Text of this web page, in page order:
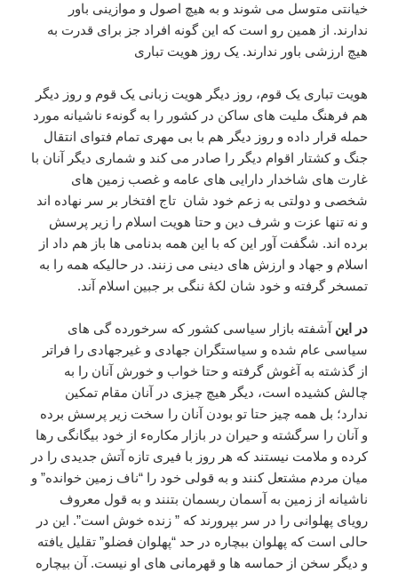
خیانتی متوسل می شوند و به هیچ اصول و موازینی باور
ندارند. از همین رو است که این گونه افراد جز برای قدرت به
هیچ ارزشی باور ندارند. یک روز هویت تباری
هویت تباری یک قوم، روز دیگر هویت زبانی یک قوم و روز دیگر
هم فرهنگ ملیت های ساکن در کشور را به گونهء ناشیانه مورد
حمله قرار داده و روز دیگر هم با بی مهری تمام فتوای انتقال
جنگ و کشتار اقوام دیگر را صادر می کند و شماری دیگر آنان با
غارت های شاخدار دارایی های عامه و غصب زمین های
شخصی و دولتی به زعم خود شان تاج افتخار بر سر نهاده اند
و نه تنها عزت و شرف دین و حتا هویت اسلام را زیر پرسش
برده اند. شگفت آور این که با این همه بدنامی ها باز هم داد از
اسلام و جهاد و ارزش های دینی می زنند. در حالیکه همه را به
تمسخر گرفته و خود شان لکۀ ننگی بر جبین اسلام آند.
در این آشفته بازار سیاسی کشور که سرخورده گی های
سیاسی عام شده و سیاستگران جهادی و غیرجهادی را فراتر
از گذشته به آغوش گرفته و حتا خواب و خورش آنان را به
چالش کشیده است، دیگر هیچ چیزی در آنان مقام تمکین
ندارد؛ بل همه چیز حتا تو بودن آنان را سخت زیر پرسش برده
و آنان را سرگشته و حیران در بازار مکارهء از خود بیگانگی رها
کرده و ملامت نیستند که هر روز با فیری تازه آتش جدیدی را در
میان مردم مشتعل کنند و به قولی خود را “ناف زمین خوانده” و
ناشیانه از زمین به آسمان ربسمان بتنند و به قول معروف
رویای پهلوانی را در سر بپرورند که ” زنده خوش است”. این در
حالی است که پهلوان ببچاره در حد “پهلوان فضلو” تقلیل یافته
و دیگر سخن از حماسه ها و قهرمانی های او نیست. آن بیچاره